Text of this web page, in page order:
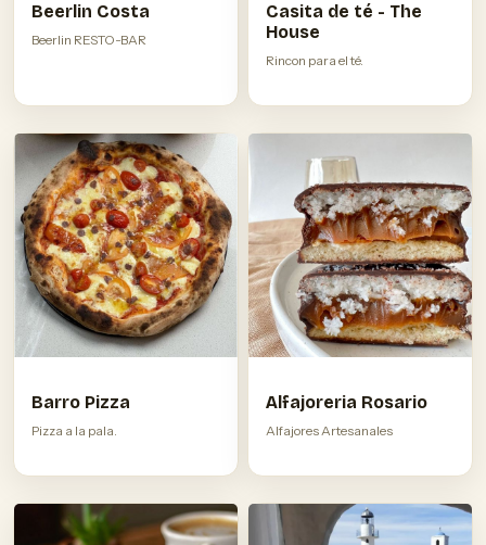
Beerlin Costa
Beerlin RESTO-BAR
Casita de té - The
House
Rincon para el té.
Barro Pizza
Pizza a la pala.
Alfajoreria Rosario
Alfajores Artesanales